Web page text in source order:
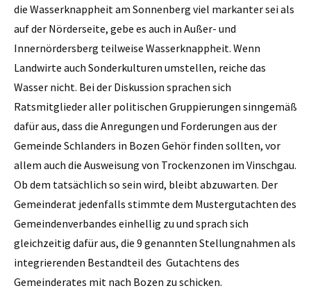
die Wasserknappheit am Sonnenberg viel markanter sei als
auf der Nörderseite, gebe es auch in Außer- und
Innernördersberg teilweise Wasserknappheit. Wenn
Landwirte auch Sonderkulturen umstellen, reiche das
Wasser nicht. Bei der Diskussion sprachen sich
Ratsmitglieder aller politischen Gruppierungen sinngemäß
dafür aus, dass die Anregungen und Forderungen aus der
Gemeinde Schlanders in Bozen Gehör finden sollten, vor
allem auch die Ausweisung von Trockenzonen im Vinschgau.
Ob dem tatsächlich so sein wird, bleibt abzuwarten. Der
Gemeinderat jedenfalls stimmte dem Mustergutachten des
Gemeindenverbandes einhellig zu und sprach sich
gleichzeitig dafür aus, die 9 genannten Stellungnahmen als
integrierenden Bestandteil des Gutachtens des
Gemeinderates mit nach Bozen zu schicken.